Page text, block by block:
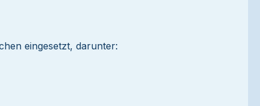
eingesetzt, darunter: